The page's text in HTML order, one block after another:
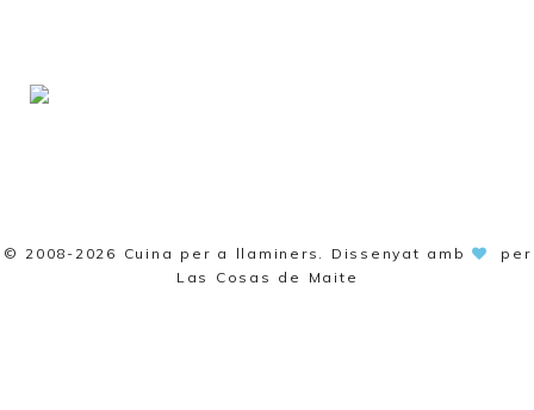
© 2008-2026 Cuina per a llaminers . Dissenyat amb
per
Las Cosas de Maite